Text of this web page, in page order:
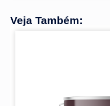
Veja Também: